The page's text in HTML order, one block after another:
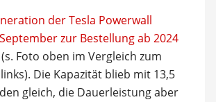
der Tesla Powerwall
zur Bestellung ab 2024
Foto oben im Vergleich zum
Die Kapazität blieb mit 13,5
gleich, die Dauerleistung aber